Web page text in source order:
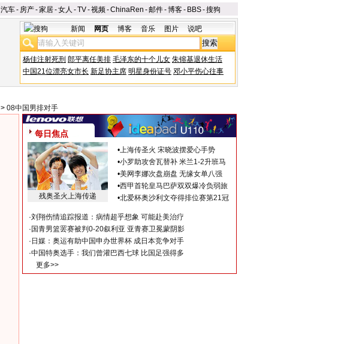
汽车- 房产-家居-女人 -TV-视频-ChinaRen -邮件-博客- BBS-搜狗
新闻 网页 博客 音乐 图片 说吧
杨佳注射死刑 郎平离任美排 毛泽东的十个儿女 朱镕基退休生活
中国21位漂亮女市长 新足协主席 明星身份证号 邓小平伤心往事
> 08中国男排对手
每日焦点
残奥圣火上海传递
•上海传圣火 宋晓波摆爱心手势
•小罗助攻舍瓦替补 米兰1-2升班马
•美网李娜次盘崩盘 无缘女单八强
•西甲首轮皇马巴萨双双爆冷负弱旅
•北爱杯奥沙利文夺得排位赛第21冠
·刘翔伤情追踪报道：病情超乎想象 可能赴美治疗
· 国青男篮罢赛被判0-20叙利亚 亚青赛卫冕蒙阴影
· 日媒：奥运有助中国申办世界杯 成日本竞争对手
·中国特奥选手：我们曾灌巴西七球 比国足强得多
更多>>